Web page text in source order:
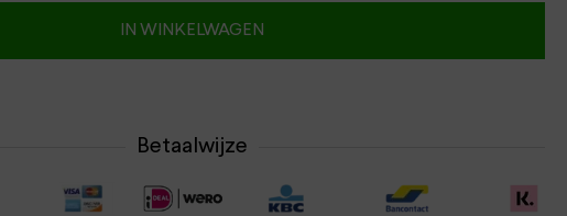
IN WINKELWAGEN
Betaalwijze